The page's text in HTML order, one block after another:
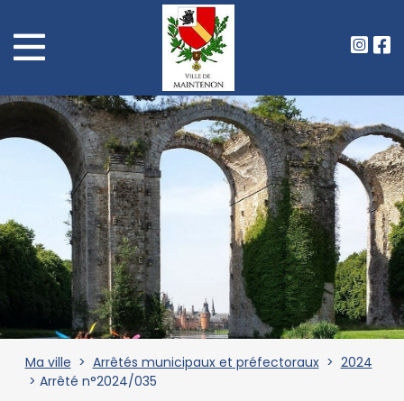
Ma ville > Arrêtés municipaux et préfectoraux> 2024
> Arrêté n°2024/035